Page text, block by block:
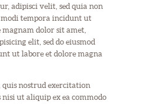
adipisci velit, sed quia non
tempora incidunt ut
magnam dolor sit amet,
elit, sed do eiusmod
ut labore et dolore magna
nostrud exercitation
ut aliquip ex ea commodo